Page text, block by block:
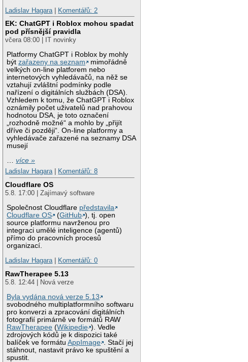
Ladislav Hagara
Komentářů: 2
EK: ChatGPT i Roblox mohou spadat
pod přísnější pravidla
včera 08:00 | IT novinky
Platformy ChatGPT i Roblox by mohly
býtzařazeny na seznam
mimořádně
velkých on-line platforem nebo
internetových vyhledávačů, na něž se
vztahují zvláštní podmínky podle
nařízení o digitálních službách (DSA).
Vzhledem k tomu, že ChatGPT i Roblox
oznámily počet uživatelů nad prahovou
hodnotou DSA, je toto označení
„rozhodně možné“ a mohlo by „přijít
dříve či později“. On-line platformy a
vyhledávače zařazené na seznamy DSA
musejí
…více »
Ladislav Hagara| Komentářů: 8
Cloudflare OS
5.8. 17:00 | Zajímavý software
Společnost Cloudflare představila
Cloudflare OS
(GitHub ), tj. open
source platformu navrženou pro
integraci umělé inteligence (agentů)
přímo do pracovních procesů
organizací.
Ladislav Hagara| Komentářů: 0
RawTherapee 5.13
5.8. 12:44 | Nová verze
Byla vydána nová verze 5.13
svobodného multiplatformního softwaru
pro konverzi a zpracování digitálních
fotografií primárně ve formátů RAW
RawTherapee (Wikipedie ). Vedle
zdrojových kódů je k dispozici také
balíček ve formátuAppImage
. Stačí jej
stáhnout, nastavit právo ke spuštění a
spustit.